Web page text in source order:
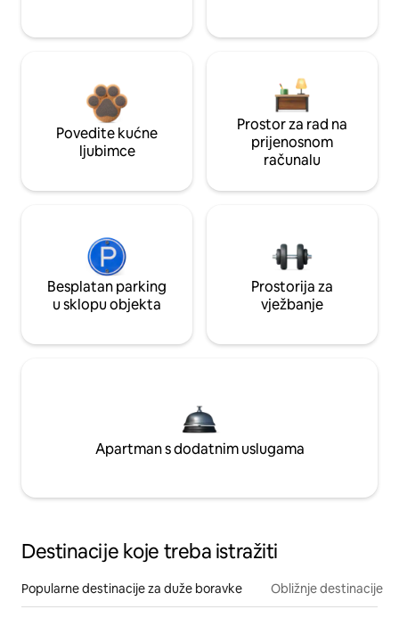
Povedite kućne
ljubimce
Prostor za rad na
prijenosnom
računalu
Besplatan parking
u sklopu objekta
Prostorija za
vježbanje
Apartman s dodatnim uslugama
Destinacije koje treba istražiti
Popularne destinacije za duže boravke Obližnje destinacije